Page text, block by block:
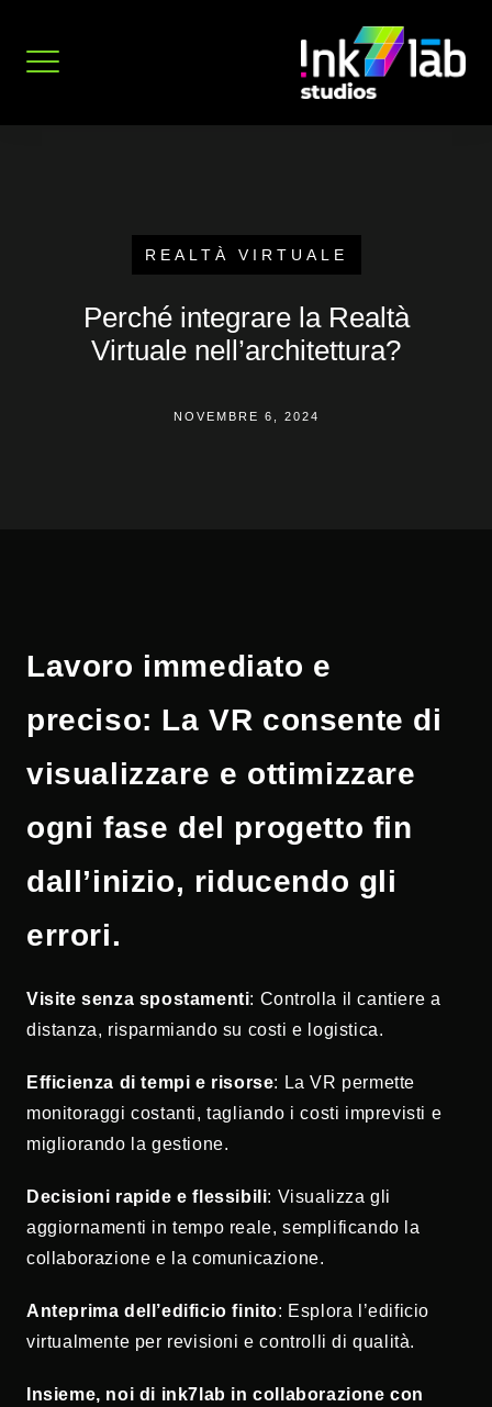
contenuto
REALTÀ VIRTUALE
Perché integrare la Realtà
Virtuale nell’architettura?
NOVEMBRE 6, 2024
Lavoro immediato e
preciso: La VR consente di
visualizzare e ottimizzare
ogni fase del progetto fin
dall’inizio, riducendo gli
errori.
Visite senza spostamenti: Controlla il cantiere a
distanza, risparmiando su costi e logistica.
Efficienza di tempi e risorse: La VR permette
monitoraggi costanti, tagliando i costi imprevisti e
migliorando la gestione.
Decisioni rapide e flessibili: Visualizza gli
aggiornamenti in tempo reale, semplificando la
collaborazione e la comunicazione.
Anteprima dell’edificio finito: Esplora l’edificio
virtualmente per revisioni e controlli di qualità.
Insieme, noi di ink7lab in collaborazione con